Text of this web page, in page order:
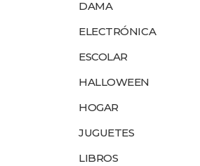
DAMA
ELECTRÓNICA
ESCOLAR
HALLOWEEN
HOGAR
JUGUETES
LIBROS